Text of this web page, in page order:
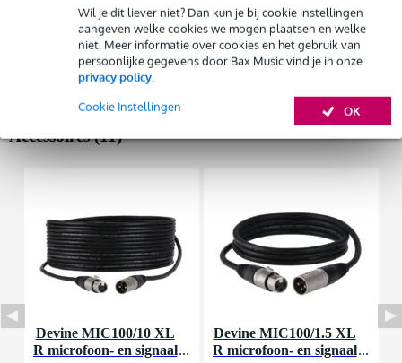
Wil je dit liever niet? Dan kun je bij cookie instellingen
aangeven welke cookies we mogen plaatsen en welke
niet. Meer informatie over cookies en het gebruik van
persoonlijke gegevens door Bax Music vind je in onze
privacy policy.
OK
Cookie Instellingen
€ 2.500,-
Gratisthuisbezorgd of op te halen in de winkel
Al na 4 maanden maandelijks opzegbaar
De mogelijkheid om je product(en) met korting te kopen
Snelle vervanging door Bax Music bij een defect
Huur dit product
Mackie SRM350
actieve speaker
2 aparte kanalen
Bekijk alle productspecificaties
Accessoires (11)
Devine MIC100/10 XL
R microfoon- en signaal
Devine MIC100/1.5 XL
R microfoon- en signaal